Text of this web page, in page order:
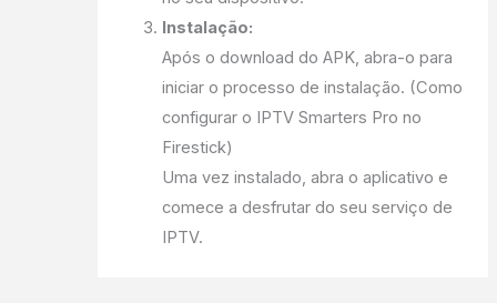
Instalação:
Após o download do APK, abra-o para
iniciar o processo de instalação. (Como
configurar o IPTV Smarters Pro no
Firestick)
Uma vez instalado, abra o aplicativo e
comece a desfrutar do seu serviço de
IPTV.